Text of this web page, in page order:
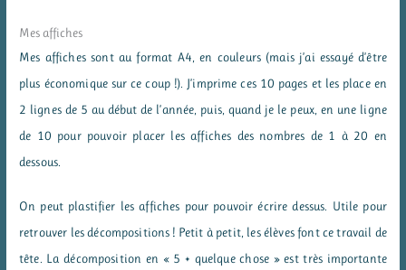
Mes affiches
Mes affiches sont au format A4, en couleurs (mais j’ai essayé d’être
plus économique sur ce coup !). J’imprime ces 10 pages et les place en
2 lignes de 5 au début de l’année, puis, quand je le peux, en une ligne
de 10 pour pouvoir placer les affiches des nombres de 1 à 20 en
dessous.
On peut plastifier les affiches pour pouvoir écrire dessus. Utile pour
retrouver les décompositions ! Petit à petit, les élèves font ce travail de
tête. La décomposition en « 5 + quelque chose » est très importante